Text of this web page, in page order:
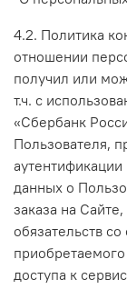
4.2. Политика
отношении
получил или
т.ч. с
«Сбербанк
Пользователя,
данных о
заказа на
обязательств
доступа к